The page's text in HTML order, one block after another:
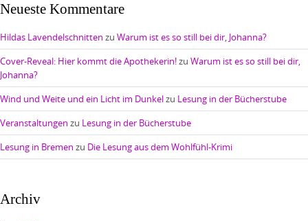
Neueste Kommentare
Hildas Lavendelschnitten zu Warum ist es so still bei dir, Johanna?
Cover-Reveal: Hier kommt die Apothekerin!zu Warum ist es so still bei dir,
Johanna?
Wind und Weite und ein Licht im Dunkelzu Lesung in der Bücherstube
Veranstaltungen zu Lesung in der Bücherstube
Lesung in Bremen zu Die Lesung aus dem Wohlfühl-Krimi
Archiv